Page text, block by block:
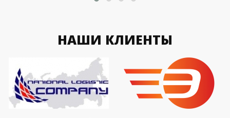
НАШИ КЛИЕНТЫ